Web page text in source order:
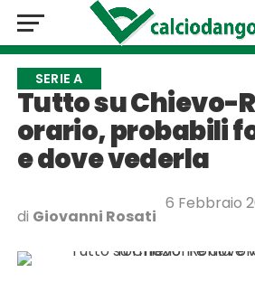
SERIE A
Tutto su Chievo-
orario, probabili
e dove vederla
di Giovanni Rosati
6 Febbraio